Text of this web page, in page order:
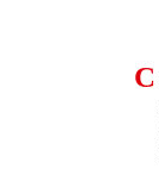
С